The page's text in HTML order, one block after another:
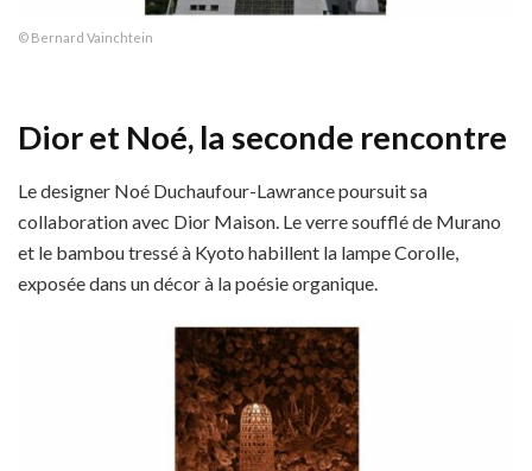
© Bernard Vainchtein
Dior et Noé, la seconde rencontre
Le designer Noé Duchaufour-Lawrance poursuit sa
collaboration avec Dior Maison. Le verre soufflé de Murano
et le bambou tressé à Kyoto habillent la lampe Corolle,
exposée dans un décor à la poésie organique.